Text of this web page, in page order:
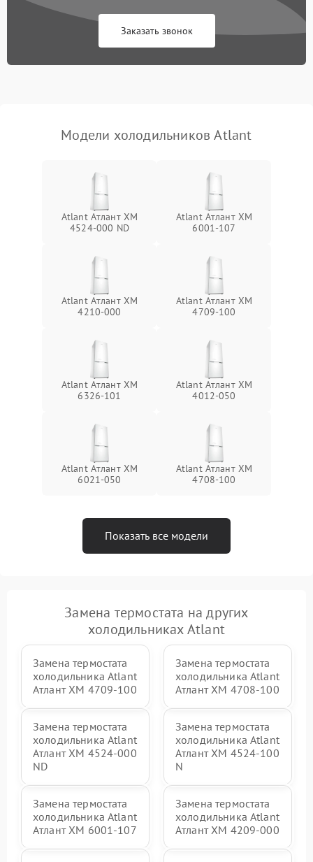
Сбой в работе инвертора
работе
2000 ₽ Подробнее →
Заказать звонок
Модели холодильников Atlant
Atlant Атлант ХМ
4524-000 ND
Atlant Атлант ХМ
6001-107
Atlant Атлант ХМ
4210-000
Atlant Атлант XM
4709-100
Atlant Атлант ХМ
6326-101
Atlant Атлант ХМ
4012-050
Atlant Атлант ХМ
6021-050
Atlant Атлант XM
4708-100
Показать все модели
Замена термостата на других
холодильниках Atlant
Замена термостата
холодильника Atlant
Атлант XM 4709-100
Замена термостата
холодильника Atlant
Атлант XM 4708-100
Замена термостата
холодильника Atlant
Атлант ХМ 4524-000
ND
Замена термостата
холодильника Atlant
Атлант ХМ 4524-100
N
Замена термостата
холодильника Atlant
Атлант ХМ 6001-107
Замена термостата
холодильника Atlant
Атлант ХМ 4209-000